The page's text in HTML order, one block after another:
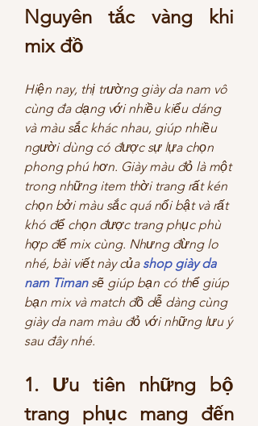
Nguyên tắc vàng khi
mix đồ
Hiện nay, thị trường giày da nam vô
cùng đa dạng với nhiều kiểu dáng
và màu sắc khác nhau, giúp nhiều
người dùng có được sự lựa chọn
phong phú hơn. Giày màu đỏ là một
trong những item thời trang rất kén
chọn bởi màu sắc quá nổi bật và rất
khó để chọn được trang phục phù
hợp để mix cùng. Nhưng đừng lo
nhé, bài viết này của shop giày da
nam Timan sẽ giúp bạn có thể giúp
bạn mix và match đồ dễ dàng cùng
giày da nam màu đỏ với những lưu ý
sau đây nhé.
1. Ưu tiên những bộ
trang phục mang đến